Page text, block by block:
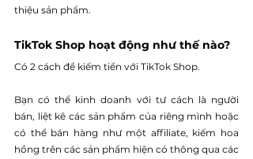
thiệu sản phẩm.
TikTok Shop hoạt động như thế nào?
Có 2 cách để kiếm tiền với TikTok Shop.
Bạn có thể kinh doanh với tư cách là người
bán, liệt kê các sản phẩm của riêng mình hoặc
có thể bán hàng như một affiliate, kiếm hoa
hồng trên các sản phẩm hiện có thông qua các